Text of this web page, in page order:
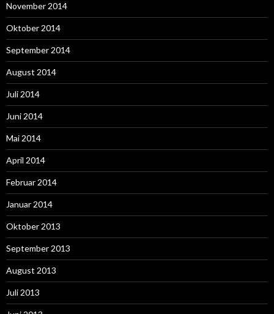
November 2014
Oktober 2014
September 2014
August 2014
Juli 2014
Juni 2014
Mai 2014
April 2014
Februar 2014
Januar 2014
Oktober 2013
September 2013
August 2013
Juli 2013